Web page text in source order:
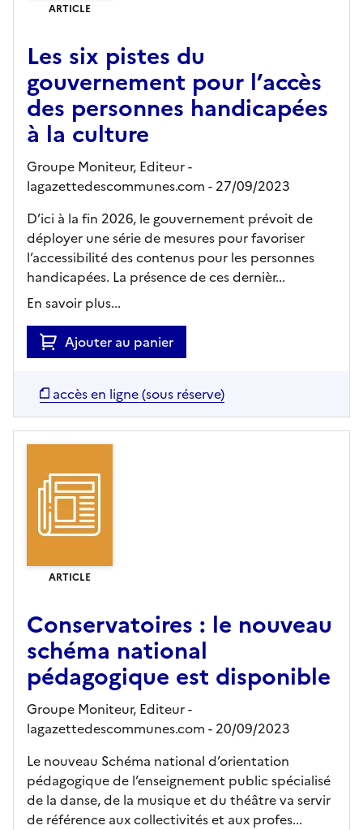
ARTICLE
Les six pistes du
gouvernement pour l’accès
des personnes handicapées
à la culture
Groupe Moniteur, Editeur-
lagazettedescommunes.com - 27/09/2023
D’ici à la fin 2026, le gouvernement prévoit de
déployer une série de mesures pour favoriser
l’accessibilité des contenus pour les personnes
handicapées. La présence de ces dernièr...
En savoir plus...
Ajouter au panier
accès en ligne (sous réserve)
ARTICLE
Conservatoires : le nouveau
schéma national
pédagogique est disponible
Groupe Moniteur, Editeur-
lagazettedescommunes.com - 20/09/2023
Le nouveau Schéma national d’orientation
pédagogique de l’enseignement public spécialisé
de la danse, de la musique et du théâtre va servir
de référence aux collectivités et aux profes...